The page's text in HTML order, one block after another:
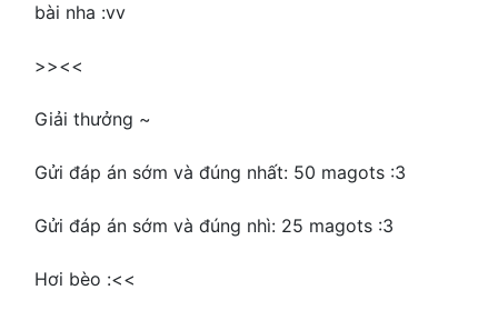
bài nha :vv
>><<
Giải thưởng ~
Gửi đáp án sớm và đúng nhất: 50 magots :3
Gửi đáp án sớm và đúng nhì: 25 magots :3
Hơi bèo :<<